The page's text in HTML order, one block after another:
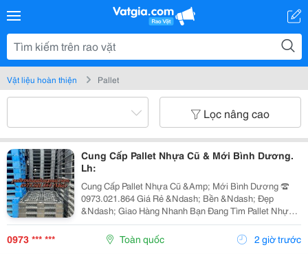
Vật liệu hoàn thiện Pallet
Lọc nâng cao
Cung Cấp Pallet Nhựa Cũ & Mới Bình Dương.
Lh:
Cung Cấp Pallet Nhựa Cũ &Amp; Mới Bình Dương ☎️
0973.021.864 Giá Rẻ &Ndash; Bền &Ndash; Đẹp
&Ndash; Giao Hàng Nhanh Bạn Đang Tìm Pallet Nhựa
Bình Dương Chất Lượng Với Mức Giá Hợp Lý? Cần
Pallet Nhựa Cho Kho Hàng, Nhà Xưởng, Vận Chuyển
Hoặc Xuất...
0973 *** *** Toàn quốc 2 giờ trước